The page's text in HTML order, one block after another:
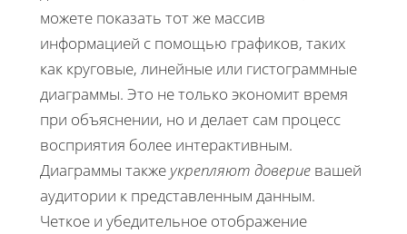
можете показать тот же массив
информацией с помощью графиков, таких
как круговые, линейные или гистограммные
диаграммы. Это не только экономит время
при объяснении, но и делает сам процесс
восприятия более интерактивным.
Диаграммы также укрепляют доверие вашей
аудитории к представленным данным.
Четкое и убедительное отображение